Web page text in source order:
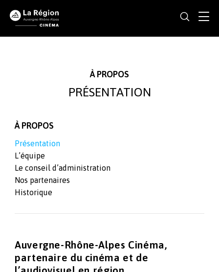
À PROPOS
PRÉSENTATION
À PROPOS
Présentation
L’équipe
Le conseil d’administration
Nos partenaires
Historique
Auvergne-Rhône-Alpes Cinéma,
partenaire du cinéma et de